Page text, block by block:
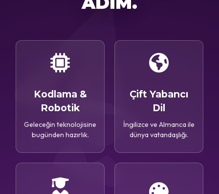
Kodlama &
Robotik
Geleceğin teknolojisine
bugünden hazırlık.
Çift Yabancı
Dil
İngilizce ve Almanca ile
dünya vatandaşlığı.